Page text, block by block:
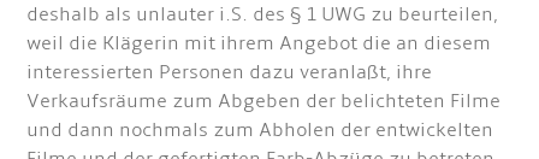
deshalb als unlauter i.S. des § 1 UWG zu beurteilen,
weil die Klägerin mit ihrem Angebot die an diesem
interessierten Personen dazu veranlaßt, ihre
Verkaufsräume zum Abgeben der belichteten Filme
und dann nochmals zum Abholen der entwickelten